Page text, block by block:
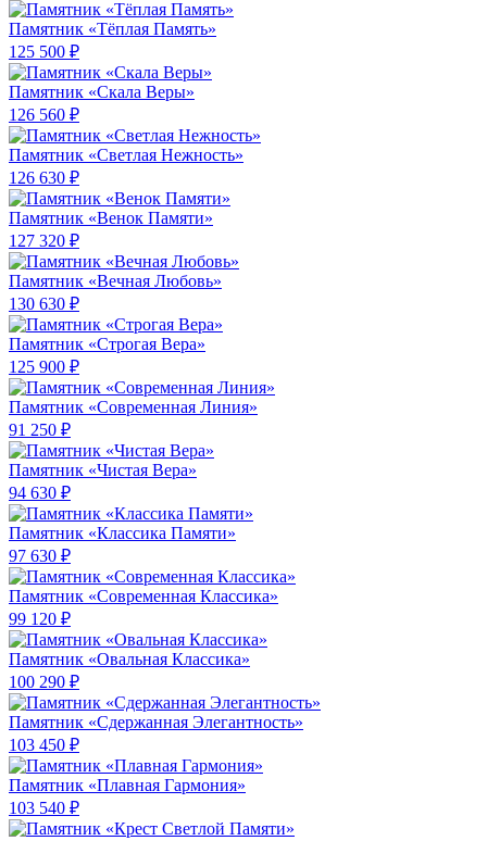
Памятник «Тёплая Память»
125 500 ₽
Памятник «Скала Веры»
126 560 ₽
Памятник «Светлая Нежность»
126 630 ₽
Памятник «Венок Памяти»
127 320 ₽
Памятник «Вечная Любовь»
130 630 ₽
Памятник «Строгая Вера»
125 900 ₽
Памятник «Современная Линия»
91 250 ₽
Памятник «Чистая Вера»
94 630 ₽
Памятник «Классика Памяти»
97 630 ₽
Памятник «Современная Классика»
99 120 ₽
Памятник «Овальная Классика»
100 290 ₽
Памятник «Сдержанная Элегантность»
103 450 ₽
Памятник «Плавная Гармония»
103 540 ₽